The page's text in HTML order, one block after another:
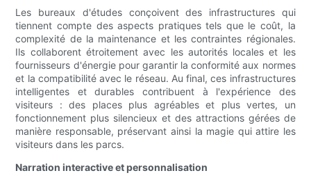
Les bureaux d'études conçoivent des infrastructures qui
tiennent compte des aspects pratiques tels que le coût, la
complexité de la maintenance et les contraintes régionales.
Ils collaborent étroitement avec les autorités locales et les
fournisseurs d'énergie pour garantir la conformité aux normes
et la compatibilité avec le réseau. Au final, ces infrastructures
intelligentes et durables contribuent à l'expérience des
visiteurs : des places plus agréables et plus vertes, un
fonctionnement plus silencieux et des attractions gérées de
manière responsable, préservant ainsi la magie qui attire les
visiteurs dans les parcs.
Narration interactive et personnalisation